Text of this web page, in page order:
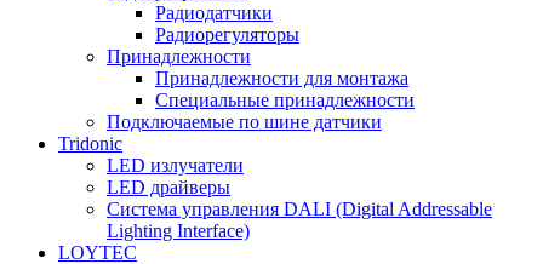
Радиодатчики
Радиорегуляторы
Принадлежности
Принадлежности для монтажа
Специальные принадлежности
Подключаемые по шине датчики
Tridonic
LED излучатели
LED драйверы
Система управления DALI (Digital Addressable
Lighting Interface)
LOYTEC